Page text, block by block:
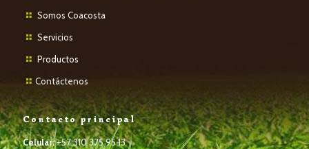
Somos Coacosta
Servicios
Productos
Contáctenos
Contacto principal
Celular:+57 310 375 95 13